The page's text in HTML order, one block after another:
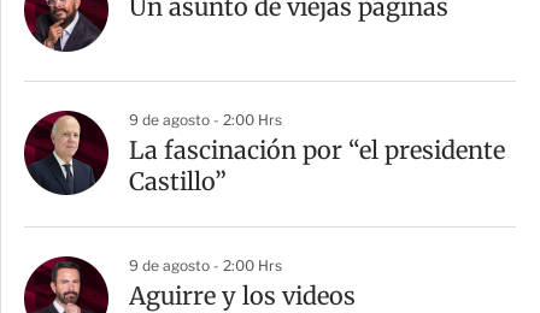
Un asunto de viejas páginas
9 de agosto - 2:00 Hrs
La fascinación por “el presidente
Castillo”
9 de agosto - 2:00 Hrs
Aguirre y los videos